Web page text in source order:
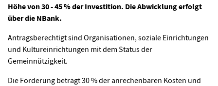
Höhe von 30 - 45 % der Investition. Die Abwicklung erfolgt
über die NBank.
Antragsberechtigt sind Organisationen, soziale Einrichtungen
und Kultureinrichtungen mit dem Status der
Gemeinnützigkeit.
Die Förderung beträgt 30 % der anrechenbaren Kosten und